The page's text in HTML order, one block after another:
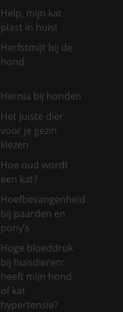
Help, mijn kat
plast in huis!
Herfstmijt bij de
hond
Hernia bij honden
Het juiste dier
voor je gezin
kiezen
Hoe oud wordt
een kat?
Hoefbevangenheid
bij paarden en
pony’s
Hoge bloeddruk
bij huisdieren:
heeft mijn hond
of kat
hypertensie?